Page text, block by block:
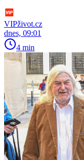
VIPživot.cz
dnes, 09:01
4 min